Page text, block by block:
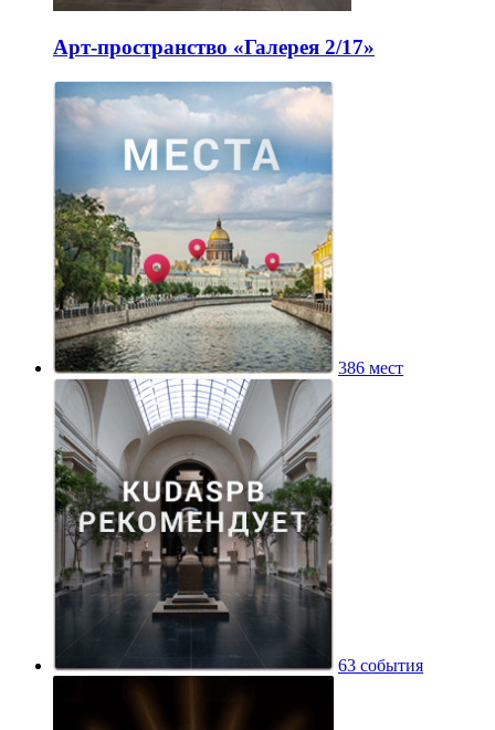
Арт-пространство «Галерея 2/17»
386 мест
63 события